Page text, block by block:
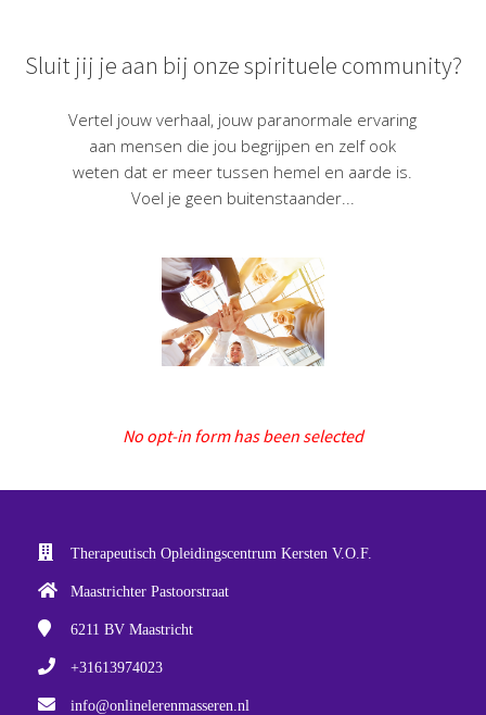
Sluit jij je aan bij onze spirituele community?
Vertel jouw verhaal, jouw paranormale ervaring
aan mensen die jou begrijpen en zelf ook
weten dat er meer tussen hemel en aarde is.
Voel je geen buitenstaander...
No opt-in form has been selected
Therapeutisch Opleidingscentrum Kersten V.O.F.
Maastrichter Pastoorstraat
6211 BV Maastricht
+31613974023
info@onlinelerenmasseren.nl